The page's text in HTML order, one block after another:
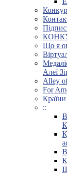
Що я
Алеї
Alley
For
Країни
::